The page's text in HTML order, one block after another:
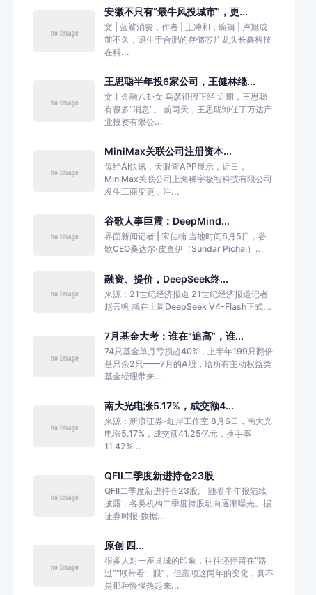
安徽不只有“最牛风投城市”，更...
文 | 蓝鲨消费，作者 | 王冲和，编辑 | 卢旭成
前不久，诞生于合肥的存储芯片龙头长鑫科技
在科...
王思聪半年投6家公司，王健林继...
文丨金融八卦女 乌彦祖假正经 近期，王思聪
有很多“消息”。 前两天，王思聪卸任了万达产
业投资有限公...
MiniMax关联公司注册资本...
每经AI快讯，天眼查APP显示，近日，
MiniMax关联公司上海稀宇极智科技有限公司
发生工商变更，注...
谷歌人事巨震：DeepMind...
界面新闻记者 | 宋佳楠 当地时间8月5日，谷
歌CEO桑达尔·皮查伊（Sundar Pichai）...
融资、提价，DeepSeek终...
来源：21世纪经济报道 21世纪经济报道记者
赵云帆 就在上周DeepSeek V4-Flash正式...
7月基金大考：谁在“追高”，谁...
74只基金单月亏损超40%，上半年199只翻倍
基只余2只——7月的A股，给所有主动权益类
基金经理带来...
南大光电涨5.17%，成交额4...
来源：新浪证券-红岸工作室 8月6日，南大光
电涨5.17%，成交额41.25亿元，换手率
11.42%...
QFII二季度新进持仓23股
QFII二季度新进持仓23股。 随着半年报陆续
披露，各类机构二季度持股动向逐渐曝光。据
证券时报·数据...
原创 四...
很多人对一座县城的印象，往往还停留在“路
过”“顺带看一眼”。但富顺这两年的变化，真不
是那种慢慢热起来...